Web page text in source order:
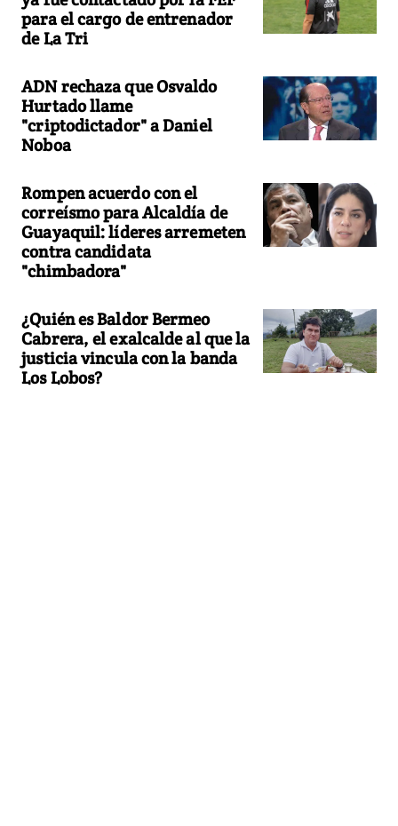
para el cargo de entrenador
de La Tri
ADN rechaza que Osvaldo
Hurtado llame
"criptodictador" a Daniel
Noboa
Rompen acuerdo con el
correísmo para Alcaldía de
Guayaquil: líderes arremeten
contra candidata
"chimbadora"
¿Quién es Baldor Bermeo
Cabrera, el exalcalde al que la
justicia vincula con la banda
Los Lobos?